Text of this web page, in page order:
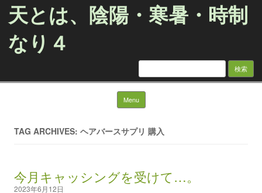
天とは、陰陽・寒暑・時制
なり４
検
Menu Skip to content
TAG ARCHIVES: ヘアバースサプリ 購入
今月キャッシングを受けて…。
2023年6月12日